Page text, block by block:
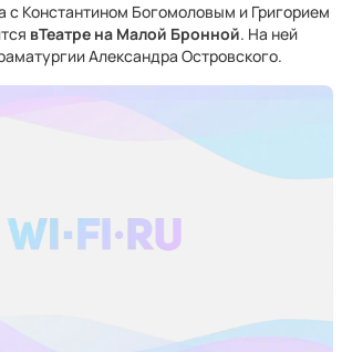
с Константином Богомоловым и Григорием
вТеатре на Малой Бронной. На ней
Александра Островского.